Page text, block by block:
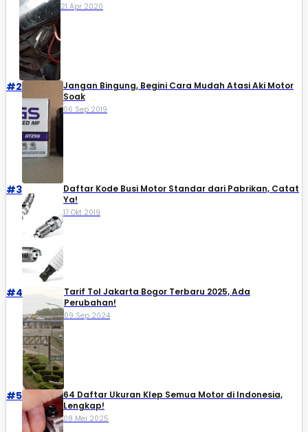
21 Apr 2020
#2
Jangan Bingung, Begini Cara Mudah Atasi Aki Motor
Soak
06 Sep 2019
#3
Daftar Kode Busi Motor Standar dari Pabrikan, Catat
Ya!
17 Okt 2019
#4
Tarif Tol Jakarta Bogor Terbaru 2025, Ada
Perubahan!
09 Sep 2024
#5
64 Daftar Ukuran Klep Semua Motor di Indonesia,
Lengkap!
08 Mei 2025